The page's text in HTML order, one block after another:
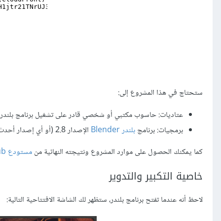
ستحتاج في هذا المشروع إلى:
عتاديات: حاسوب مكتبي أو شخصي قادر على تشغيل برنامج
برمجيات: برنامجبلندر Blender
الإصدار 2.8 (أو أي إصدار أحدث).
كما يمكنك الحصول على موارد المشروع ونتيجته النهائية منمستودع GitHub
خاصية التكبير والتدوير
لاحظ أنه عندما تفتح برنامج بلندر، ستظهر لك الشاشة الافتتاحية التالية: